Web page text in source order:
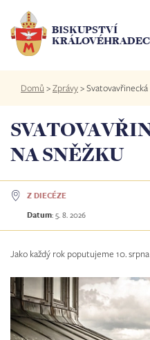
hlavnímu
obsahu
BISKUPSTVÍ
Drobečková
navigace
Domů >Zprávy>
NA SNĚŽKU
Z DIECÉZE
Datum: 5. 8. 2026
Jako každý rok poputujeme 10.